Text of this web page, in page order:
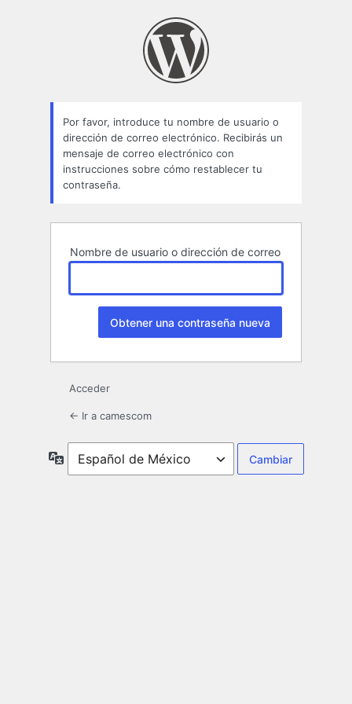
Por favor, introduce tu nombre de usuario o
dirección de correo electrónico. Recibirás un
mensaje de correo electrónico con
instrucciones sobre cómo restablecer tu
contraseña.
Nombre de usuario o dirección de correo
Acceder
← Ir a camescom
Idioma